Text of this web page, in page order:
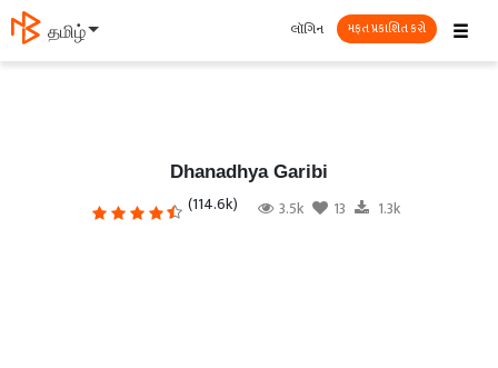
தமிழ் ☰
લૉગિન મફત પ્રકાશિત કરો
Dhanadhya Garibi
(114.6k) 3.5k 13 1.3k